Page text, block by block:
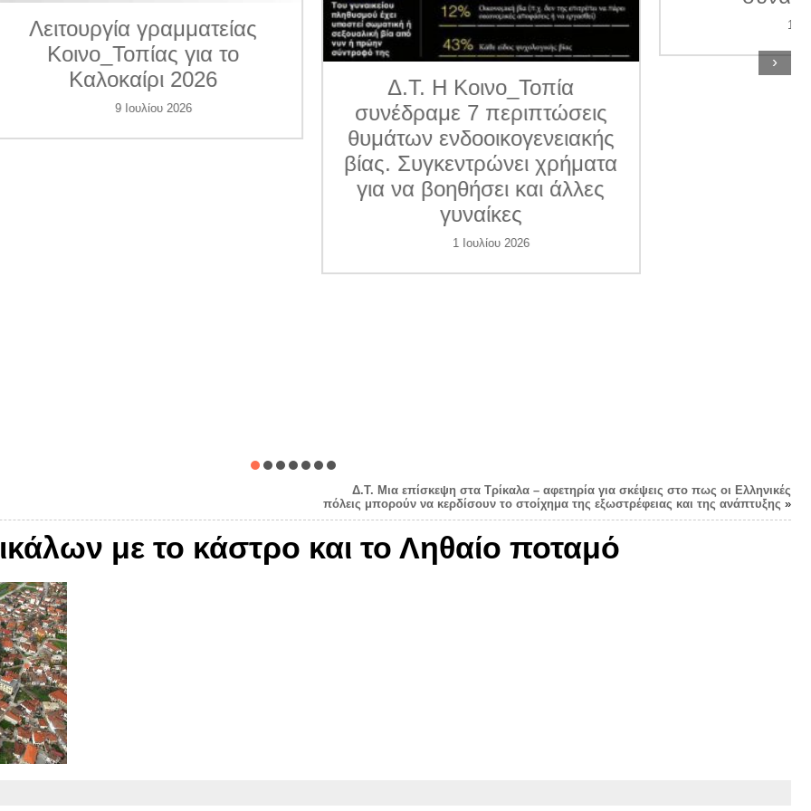
το
Δ.Τ. Η Κοινο_Τοπία
συνέδραμε 7 περιπτώσεις
θυμάτων ενδοοικογενειακής
βίας. Συγκεντρώνει χρήματα
για να βοηθήσει και άλλες
11 Ιουνίου 2026
›
Δ.Τ. Μια επίσκεψη στα Τρίκαλα – αφετηρία για σκέψεις στο πως οι Ελληνικές
πόλεις μπορούν να κερδίσουν το στοίχημα της εξωστρέφειας και της ανάπτυξης »
με το κάστρο και το Ληθαίο ποταμό